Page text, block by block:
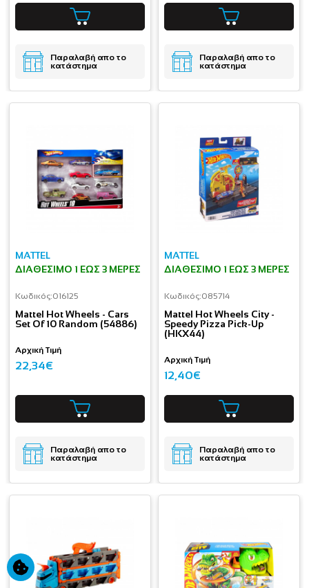
Παραλαβή απο το
κατάστημα
Παραλαβή απο το
κατάστημα
MATTEL
ΔΙΑΘΈΣΙΜΟ 1 ΕΩΣ 3 ΜΈΡΕΣ
Κωδικός:016125
Mattel Hot Wheels - Cars
Set Of 10 Random (54886)
Αρχική Τιμή
22,34€
Παραλαβή απο το
κατάστημα
MATTEL
ΔΙΑΘΈΣΙΜΟ 1 ΕΩΣ 3 ΜΈΡΕΣ
Κωδικός:085714
Mattel Hot Wheels City -
Speedy Pizza Pick-Up
(HKX44)
Αρχική Τιμή
12,40€
Παραλαβή απο το
κατάστημα